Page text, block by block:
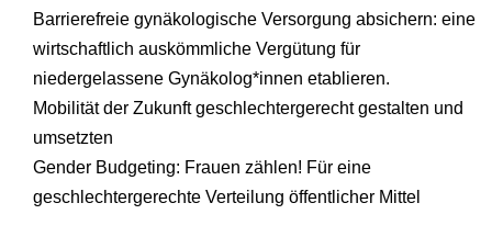
Barrierefreie gynäkologische Versorgung absichern: eine
wirtschaftlich auskömmliche Vergütung für
niedergelassene Gynäkolog*innen etablieren.
Mobilität der Zukunft geschlechtergerecht gestalten und
umsetzten
Gender Budgeting: Frauen zählen! Für eine
geschlechtergerechte Verteilung öffentlicher Mittel